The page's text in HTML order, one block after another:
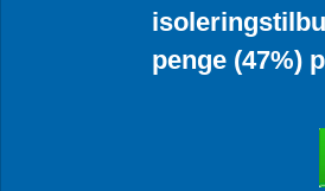
penge (47%)